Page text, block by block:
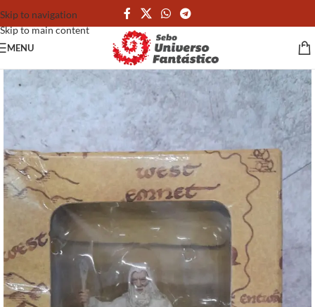
Skip to navigation
Skip to main content
MENU